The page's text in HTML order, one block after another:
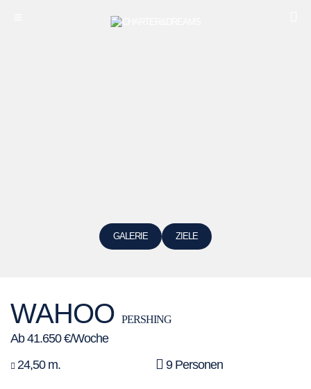
GALERIE ZIELE
WAHOO PERSHING
Ab 41.650 €/Woche
24,50 m.
9 Personen